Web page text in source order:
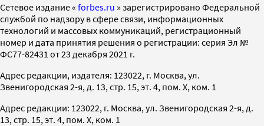
Cетевое издание « forbes.ru » зарегистрировано Федеральной
службой по надзору в сфере связи, информационных
технологий и массовых коммуникаций, регистрационный
номер и дата принятия решения о регистрации: серия Эл №
ФС77-82431 от 23 декабря 2021 г.
Адрес редакции, издателя: 123022, г. Москва, ул.
Звенигородская 2-я, д. 13, стр. 15, эт. 4, пом. X, ком. 1
Адрес редакции: 123022, г. Москва, ул. Звенигородская 2-я, д.
13, стр. 15, эт. 4, пом. X, ком. 1